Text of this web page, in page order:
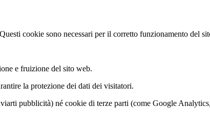
cookie sono necessari per il corretto funzionamento del
e fruizione del sito web.
la protezione dei dati dei visitatori.
pubblicità) né cookie di terze parti (come Google